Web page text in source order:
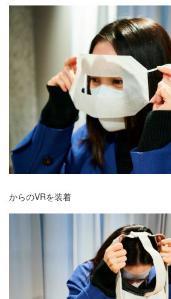
からのVRを装着